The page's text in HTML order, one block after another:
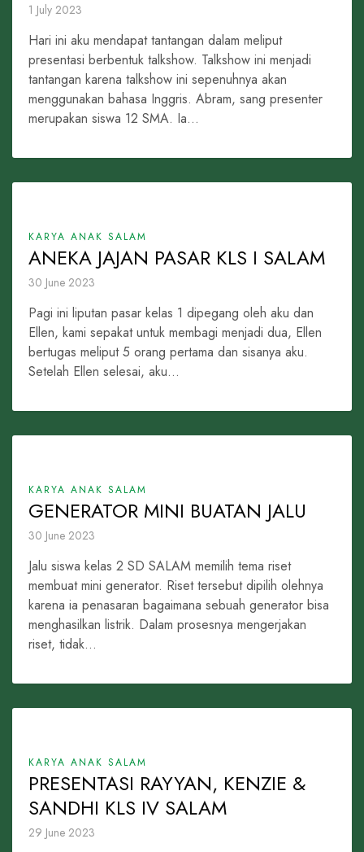
1 July 2023
Hari ini aku mendapat tantangan dalam meliput
presentasi berbentuk talkshow. Talkshow ini menjadi
tantangan karena talkshow ini sepenuhnya akan
menggunakan bahasa Inggris. Abram, sang presenter
merupakan siswa 12 SMA. Ia...
KARYA ANAK SALAM
ANEKA JAJAN PASAR KLS I SALAM
30 June 2023
Pagi ini liputan pasar kelas 1 dipegang oleh aku dan
Ellen, kami sepakat untuk membagi menjadi dua, Ellen
bertugas meliput 5 orang pertama dan sisanya aku.
Setelah Ellen selesai, aku...
KARYA ANAK SALAM
GENERATOR MINI BUATAN JALU
30 June 2023
Jalu siswa kelas 2 SD SALAM memilih tema riset
membuat mini generator. Riset tersebut dipilih olehnya
karena ia penasaran bagaimana sebuah generator bisa
menghasilkan listrik. Dalam prosesnya mengerjakan
riset, tidak...
KARYA ANAK SALAM
PRESENTASI RAYYAN, KENZIE &
SANDHI KLS IV SALAM
29 June 2023